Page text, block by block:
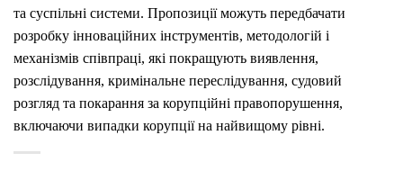
та суспільні системи. Пропозиції можуть передбачати
розробку інноваційних інструментів, методологій і
механізмів співпраці, які покращують виявлення,
розслідування, кримінальне переслідування, судовий
розгляд та покарання за корупційні правопорушення,
включаючи випадки корупції на найвищому рівні.